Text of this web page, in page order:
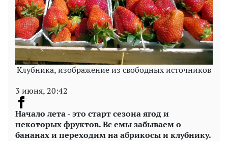
Клубника, изображение из свободных источников
3 июня, 20:42
Начало лета - это старт сезона ягод и
некоторых фруктов. Вс емы забываем о
бананах и переходим на абрикосы и клубнику.